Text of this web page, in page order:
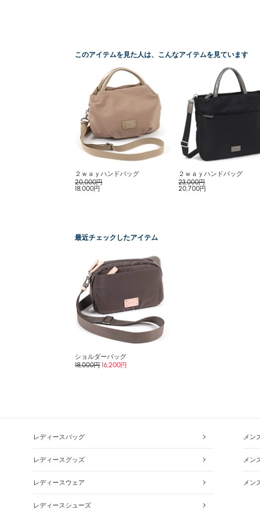
このアイテムを見た人は、こんなアイテムを見ています
２ｗａｙハンドバッグ
20,000円
18,000円
２ｗａｙハンドバッグ
23,000円
20,700円
最近チェックしたアイテム
ショルダーバッグ
18,000円 16,200円
レディースバッグ
レディースグッズ
レディースウェア
レディースシューズ
メン
メン
メン